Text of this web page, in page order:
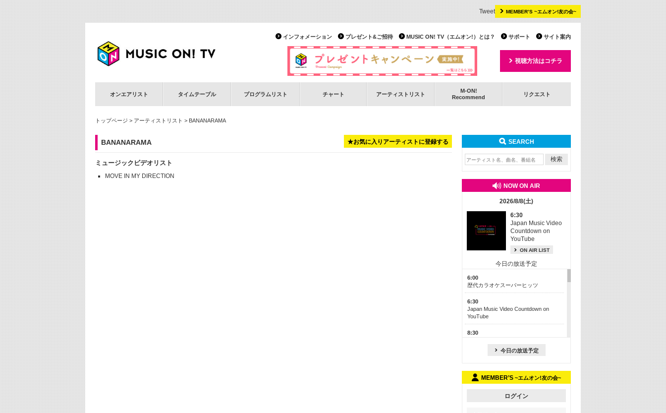
MEMBER’S ~エムオン!友の会~
Tweet
サイト案内
サポート
MUSIC ON! TV（エムオン!）とは？
プレゼント&ご招待
インフォメーション
視聴方法はコチラ
オンエアリスト タイムテーブル プログラムリスト チャート アーティストリスト
M-ON!
Recommend
リクエスト
トップページ > アーティストリスト > BANANARAMA
★お気に入りアーティストに登録する
BANANARAMA
ミュージックビデオリスト
MOVE IN MY DIRECTION
SEARCH
NOW ON AIR
2026/8/8(土)
6:30
Japan Music Video
Countdown on
YouTube
ON AIR LIST
今日の放送予定
6:00
歴代カラオケスーパーヒッツ
6:30
Japan Music Video Countdown on
YouTube
8:30
M-ON! カラオケカウントダウン 50
Official髭男dism特集
今日の放送予定
MEMBER’S ~エムオン!友の会~
ログイン